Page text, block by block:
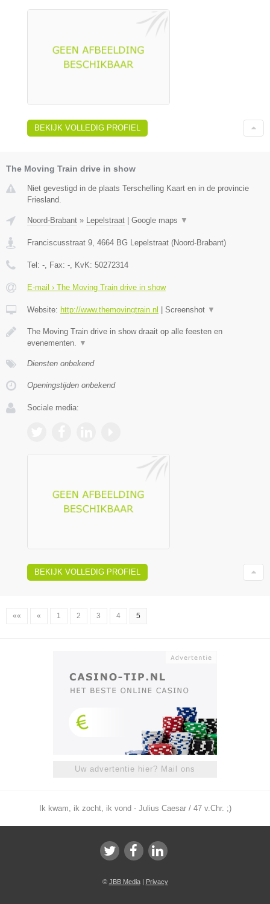
BEKIJK VOLLEDIG PROFIEL
The Moving Train drive in show
Niet gevestigd in de plaats Terschelling Kaart en in de provincie
Friesland.
Noord-Brabant » Lepelstraat | Google maps ▼
Franciscusstraat 9 4664 BG Lepelstraat (Noord-Brabant)
Tel: - , Fax: - , KvK: 50272314
E-mail › The Moving Train drive in show
Website: http://www.themovingtrain.nl | Screenshot ▼
The Moving Train drive in show draait op alle feesten en
evenementen.
▼
Diensten onbekend
Openingstijden onbekend
Sociale media:
BEKIJK VOLLEDIG PROFIEL
«« « 1 2 3 4 5
Uw advertentie hier? Mail ons
Ik kwam, ik zocht, ik vond - Julius Caesar / 47 v.Chr. ;)
© JBB Media| Privacy